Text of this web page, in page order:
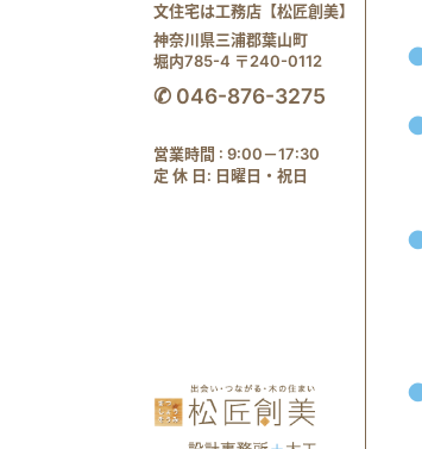
文住宅は工務店【松匠創美】
神奈川県三浦郡葉山町
堀内785-4 〒240-0112
✆ 046-876-3275
営業時間 : 9:00－17:30
定 休 日: 日曜日・祝日